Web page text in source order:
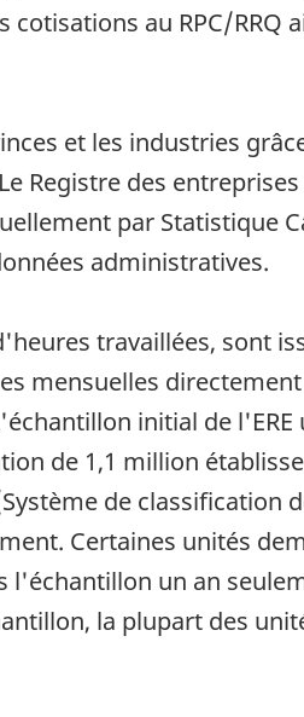
au RPC/RRQ
et les industries
Registre des
par Statistique
administratives.
travaillées, sont
mensuelles
initial de
de 1,1 million
de classification
Certaines unités
un an
la plupart des